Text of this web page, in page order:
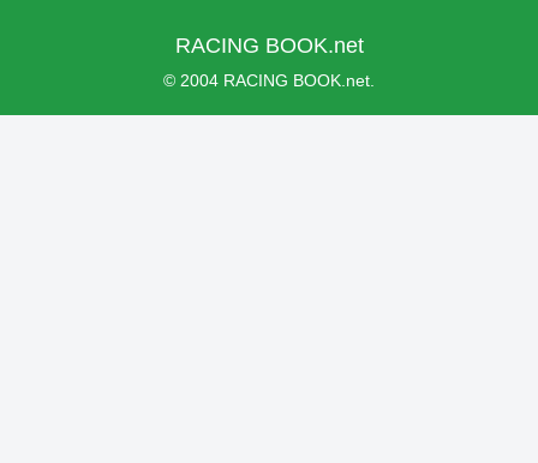
RACING BOOK.net
© 2004 RACING BOOK.net.